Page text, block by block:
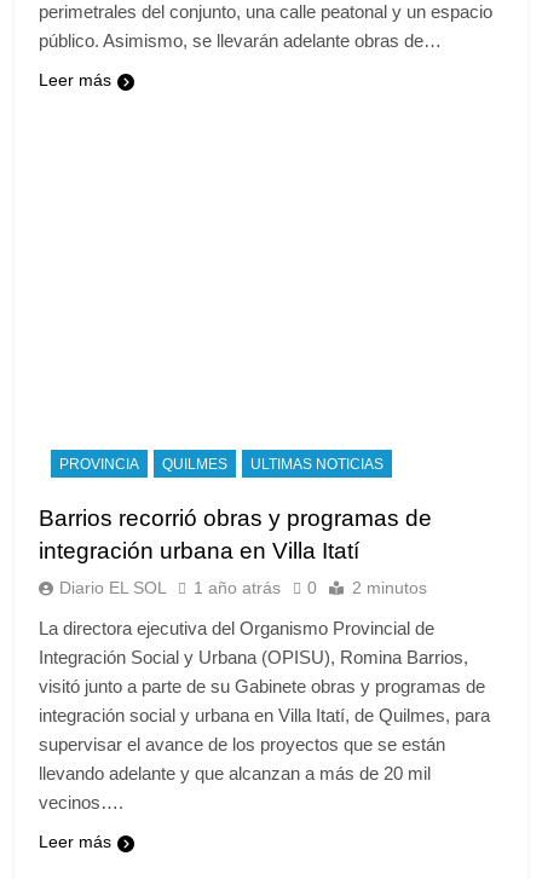
perimetrales del conjunto, una calle peatonal y un espacio
público. Asimismo, se llevarán adelante obras de…
Leer más
PROVINCIA QUILMES ULTIMAS NOTICIAS
Barrios recorrió obras y programas de
integración urbana en Villa Itatí
Diario EL SOL 1 año atrás 0 2 minutos
La directora ejecutiva del Organismo Provincial de
Integración Social y Urbana (OPISU), Romina Barrios,
visitó junto a parte de su Gabinete obras y programas de
integración social y urbana en Villa Itatí, de Quilmes, para
supervisar el avance de los proyectos que se están
llevando adelante y que alcanzan a más de 20 mil
vecinos….
Leer más